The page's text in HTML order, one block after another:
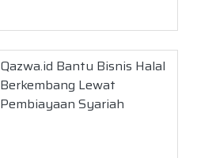
Qazwa.id Bantu Bisnis Halal
Berkembang Lewat
Pembiayaan Syariah